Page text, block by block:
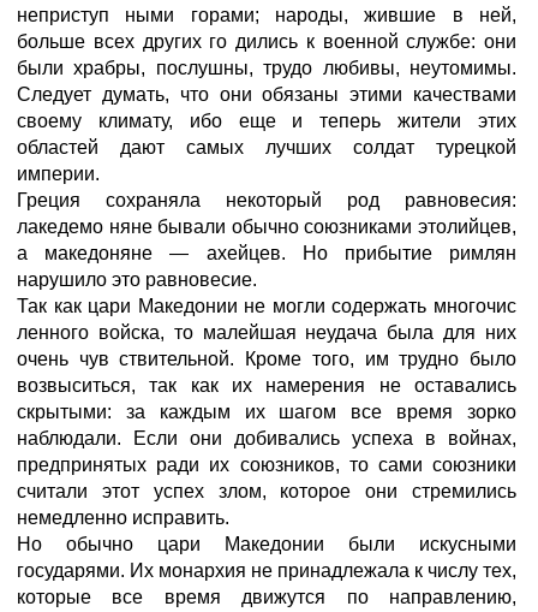
неприступ ными горами; народы, жившие в ней,
больше всех других го дились к военной службе: они
были храбры, послушны, трудо любивы, неутомимы.
Следует думать, что они обязаны этими качествами
своему климату, ибо еще и теперь жители этих
областей дают самых лучших солдат турецкой
империи.
Греция сохраняла некоторый род равновесия:
лакедемо няне бывали обычно союзниками этолийцев,
а македоняне — ахейцев. Но прибытие римлян
нарушило это равновесие.
Так как цари Македонии не могли содержать многочис
ленного войска, то малейшая неудача была для них
очень чув ствительной. Кроме того, им трудно было
возвыситься, так как их намерения не оставались
скрытыми: за каждым их шагом все время зорко
наблюдали. Если они добивались успеха в войнах,
предпринятых ради их союзников, то сами союзники
считали этот успех злом, которое они стремились
немедленно исправить.
Но обычно цари Македонии были искусными
государями. Их монархия не принадлежала к числу тех,
которые все время движутся по направлению,